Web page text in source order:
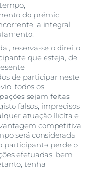
do prémio
a integral
reserva-se o direito
que esteja, de
de participar neste
todos os
sejam feitas
falsos, imprecisos
atuação ilícita e
competitiva
será considerada
participante perde o
efetuadas, bem
tenha